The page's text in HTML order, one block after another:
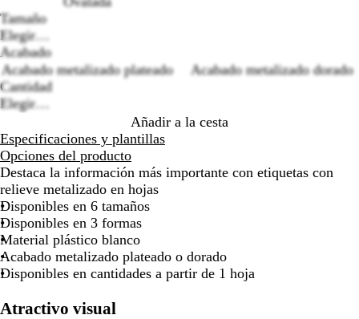
la
imagen
Tamaño
Elegir…
Acabado
Acabado metalizado plateado
Acabado metalizado dorado
Cantidad
Elegir…
Añadir a la cesta
Especificaciones y plantillas
Opciones del producto
Destaca la información más importante con etiquetas con
relieve metalizado en hojas
Disponibles en 6 tamaños
Disponibles en 3 formas
Material plástico blanco
Acabado metalizado plateado o dorado
Disponibles en cantidades a partir de 1 hoja
Atractivo visual